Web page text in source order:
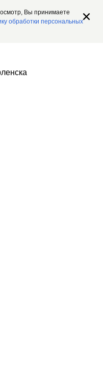
Вы принимаете
обработки персональных